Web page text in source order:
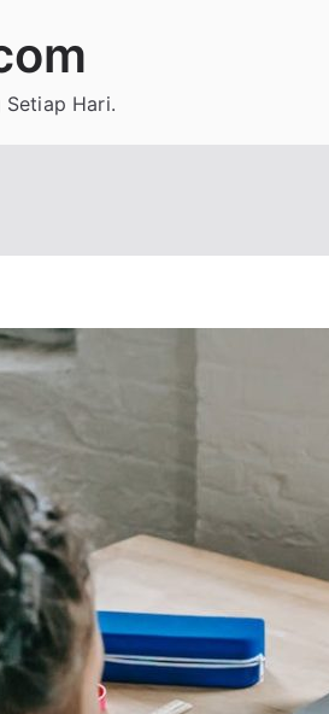
Setiap Hari.